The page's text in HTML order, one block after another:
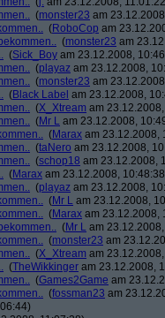
(monster23 am
(RoboCop am
(monster23 am
(Sick_Boy am 23.12.2008,
(playaz am 23.12.2008,
(monster23 am
(Black Label am 23.12.2008,
(X_Xtream am
(Mr L am 23.12.2008,
(Marax am 23.12.2008,
(taNero am 23.12.2008,
(schop18 am 23.12.2008,
(Marax am 23.12.2008,
(playaz am 23.12.2008,
(Mr L am 23.12.2008,
(Marax am 23.12.2008,
(Mr L am
(monster23 am
(X_Xtream am
(TheWikkinger am 23.12.2008,
(Games2Game am
(fossman23 am